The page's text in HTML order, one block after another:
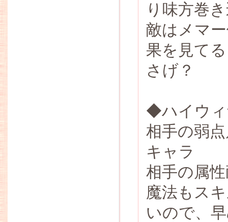
り味方巻
敵はメマ
果を見て
さげ？
◆ハイウ
相手の弱
キャラ
相手の属
魔法もス
いので、